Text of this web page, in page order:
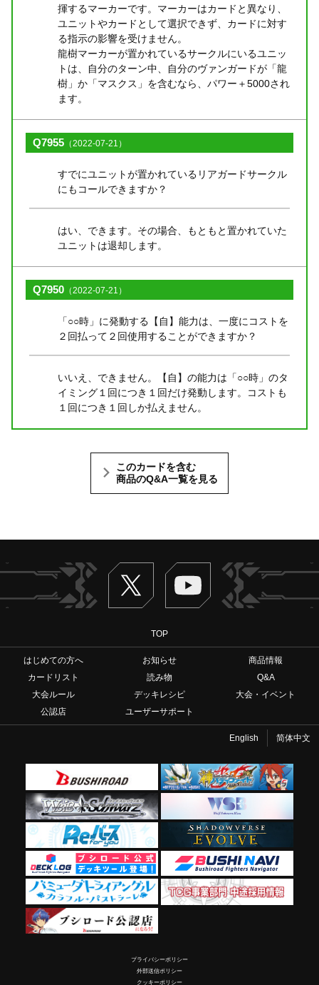
揮するマーカーです。マーカーはカードと異なり、
ユニットやカードとして選択できず、カードに対す
る指示の影響を受けません。
龍樹マーカーが置かれているサークルにいるユニッ
トは、自分のターン中、自分のヴァンガードが「龍
樹」か「マスクス」を含むなら、パワー＋5000され
ます。
Q7955 （2022-07-21）
すでにユニットが置かれているリアガードサークル
にもコールできますか？
はい、できます。その場合、もともと置かれていた
ユニットは退却します。
Q7950 （2022-07-21）
「○○時」に発動する【自】能力は、一度にコストを
２回払って２回使用することができますか？
いいえ、できません。【自】の能力は「○○時」のタ
イミング１回につき１回だけ発動します。コストも
１回につき１回しか払えません。
このカードを含む
商品のQ&A一覧を見る
Twitter ヴァンガードch
TOP
はじめての方へ お知らせ
商品情報
カードリスト
読み物
Q&A
大会ルール
デッキレシピ
大会・イベント
公認店
ユーザーサポート
English 简体中文
プライバシーポリシー
外部送信ポリシー
クッキーポリシー